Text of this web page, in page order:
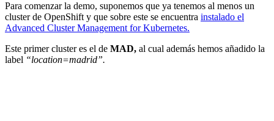
Para comenzar la demo, suponemos que ya tenemos al menos un
cluster de OpenShift y que sobre este se encuentra instalado el
Advanced Cluster Management for Kubernetes.
Este primer cluster es el de MAD, al cual además hemos añadido la
label “location=madrid”.